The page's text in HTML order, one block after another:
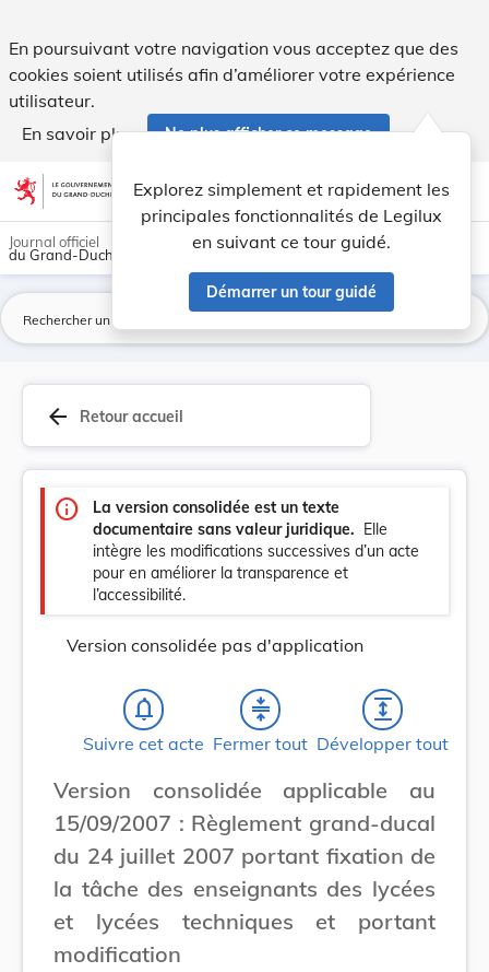
En poursuivant votre navigation vous acceptez que des
cookies soient utilisés afin d’améliorer votre expérience
utilisateur.
En savoir plus
Ne plus afficher ce message
Aller au contenu account_circle help Aide
Explorez simplement et rapidement les
principales fonctionnalités de Legilux
en suivant ce tour guidé.
Démarrer un tour guidé
light_mode dark_mode
Journal officiel
du Grand-Duché de Luxembourg
arrow_back Retour accueil
info
La version consolidée est un texte
documentaire sans valeur juridique. Elle
intègre les modifications successives d’un acte
pour en améliorer la transparence et
l’accessibilité.
Version consolidée pas d'application
notifications_none
Suivre cet acte
compress
Fermer tout
expand
Développer tout
Version consolidée applicable au
15/09/2007 : Règlement grand-ducal
du 24 juillet 2007 portant fixation de
la tâche des enseignants des lycées
et lycées techniques et portant
modification